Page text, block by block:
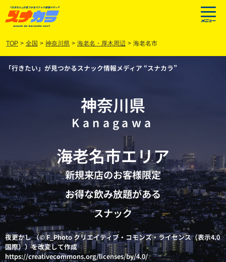
TOP > 全国 > 神奈川県 > 海老名・厚木周辺 > 海老名市
「行きたい」が見つかるスナック情報メディア “スナカラ”
神奈川県
Kanagawa
海老名市エリア
新規来店のお客様限定
お得な飲み放題がある
スナック
夜更かし （© F_Photo クリエイティブ・コモンズ・ライセンス（表示4.0
国際））を改変して作成
https://creativecommons.org/licenses/by/4.0/